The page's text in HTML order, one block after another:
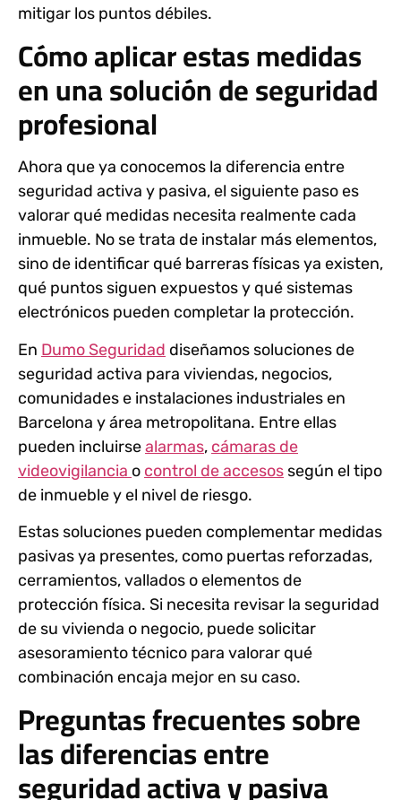
mitigar los puntos débiles.
Cómo aplicar estas medidas
en una solución de seguridad
profesional
Ahora que ya conocemos la diferencia entre
seguridad activa y pasiva, el siguiente paso es
valorar qué medidas necesita realmente cada
inmueble. No se trata de instalar más elementos,
sino de identificar qué barreras físicas ya existen,
qué puntos siguen expuestos y qué sistemas
electrónicos pueden completar la protección.
En Dumo Seguridad diseñamos soluciones de
seguridad activa para viviendas, negocios,
comunidades e instalaciones industriales en
Barcelona y área metropolitana. Entre ellas
pueden incluirsealarmas, cámaras de
videovigilancia o control de accesos según el tipo
de inmueble y el nivel de riesgo.
Estas soluciones pueden complementar medidas
pasivas ya presentes, como puertas reforzadas,
cerramientos, vallados o elementos de
protección física. Si necesita revisar la seguridad
de su vivienda o negocio, puede solicitar
asesoramiento técnico para valorar qué
combinación encaja mejor en su caso.
Preguntas frecuentes sobre
las diferencias entre
seguridad activa y pasiva